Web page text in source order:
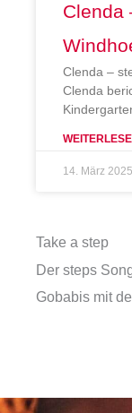
Clenda
Clenda –
Clenda
14. März 2025
Take a step
Der steps
Gobabis mit